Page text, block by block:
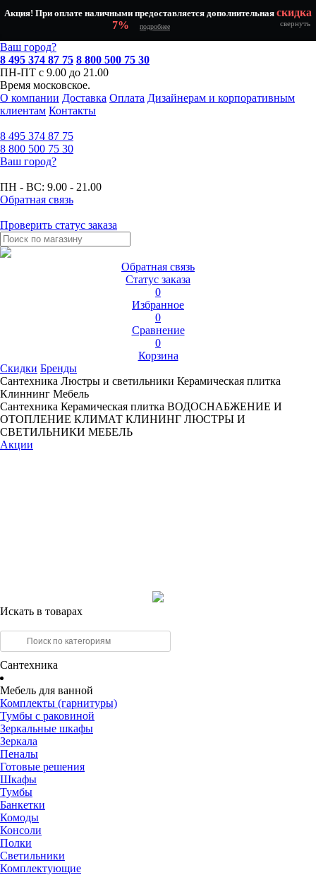
Акция! При оплате наличными предоставляется дополнительная скидка
7%
подробнее свернуть
Ваш город?
8 495 374 87 75 8 800 500 75 30
ПН-ПТ с 9.00 до 21.00
Время московское.
О компании Доставка Оплата Дизайнерам и корпоративным
клиентам Контакты
8 495 374 87 75
8 800 500 75 30
Ваш город?
ПН - ВС: 9.00 - 21.00
Обратная связь
Проверить статус заказа
Обратная связь
Статус заказа
0
Избранное
0
Сравнение
0
Корзина
Скидки Бренды
Сантехника Люстры и светильники Керамическая плитка
Клиннинг Мебель
Сантехника Керамическая плитка ВОДОСНАБЖЕНИЕ И
ОТОПЛЕНИЕ КЛИМАТ КЛИНИНГ ЛЮСТРЫ И
СВЕТИЛЬНИКИ МЕБЕЛЬ
Акции
Искать в товарах
Сантехника
Мебель для ванной
Комплекты (гарнитуры)
Тумбы с раковиной
Зеркальные шкафы
Зеркала
Пеналы
Готовые решения
Шкафы
Тумбы
Банкетки
Комоды
Консоли
Полки
Светильники
Комплектующие